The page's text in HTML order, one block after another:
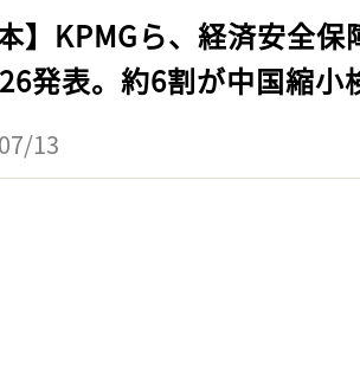
本】KPMGら、経済安全
発表。約6割が中国縮小
13